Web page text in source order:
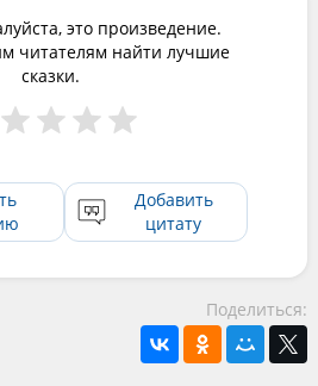
это произведение.
читателям найти лучшие
сказки.
Добавить
цитату
Поделиться: